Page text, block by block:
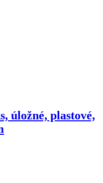
úložné, plastové,